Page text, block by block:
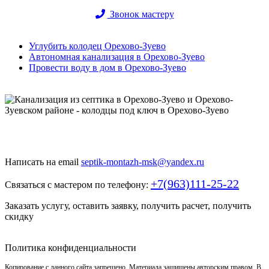
Звонок мастеру
Углубить колодец Орехово-Зуево
Автономная канализация в Орехово-Зуево
Провести воду в дом в Орехово-Зуево
Написать на email septik-montazh-msk@yandex.ru
Связаться с мастером по телефону: +7(963)111-25-22
Заказать услугу, оставить заявку, получить расчет, получить
скидку
Политика конфиденциальности
Копирование с данного сайта запрещено. Материала защищены авторским правом. В